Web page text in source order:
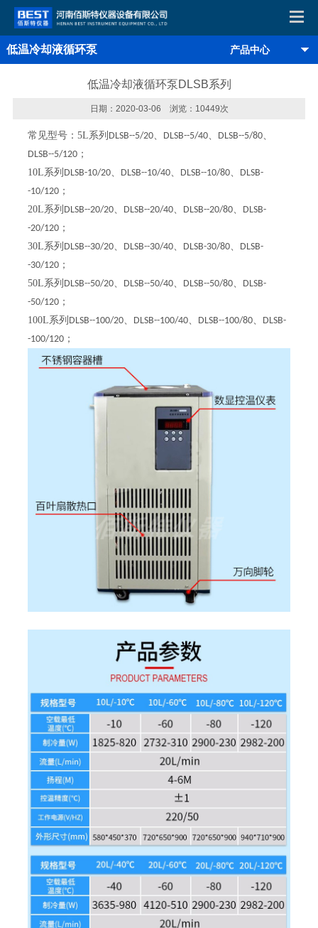
低温冷却液循环泵 产品中心
低温冷却液循环泵DLSB系列
日期：2020-03-06 浏览：10449次
常见型号： 5L系列 DLSB--5/20、 DLSB--5/40、 DLSB--5/80、
DLSB--5/120；
10L系列 DLSB-10/20、 DLSB--10/40、 DLSB--10/80、 DLSB-
-10/120；
20L系列 DLSB--20/20、 DLSB--20/40、 DLSB--20/80、 DLSB-
-20/120；
30L系列 DLSB--30/20、 DLSB--30/40、 DLSB-30/80、 DLSB-
-30/120；
50L系列 DLSB--50/20、 DLSB--50/40、 DLSB--50/80、 DLSB-
-50/120；
100L系列 DLSB--100/20、 DLSB--100/40、 DLSB--100/80、 DLSB-
-100/120；